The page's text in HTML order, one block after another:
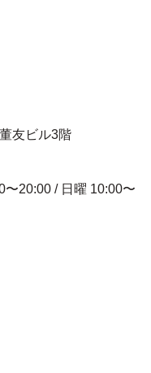
友ビル3階
20:00 / 日曜 10:00〜